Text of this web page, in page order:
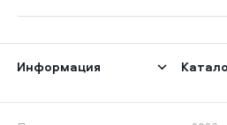
Информация